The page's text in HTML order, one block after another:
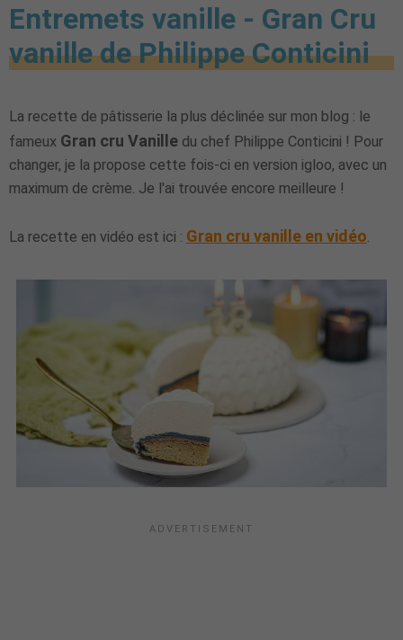
Entremets vanille - Gran Cru
vanille de Philippe Conticini
La recette de pâtisserie la plus déclinée sur mon blog : le
fameux Gran cru Vanille du chef Philippe Conticini ! Pour
changer, je la propose cette fois-ci en version igloo, avec un
maximum de crème. Je l'ai trouvée encore meilleure !
La recette en vidéo est ici : Gran cru vanille en vidéo